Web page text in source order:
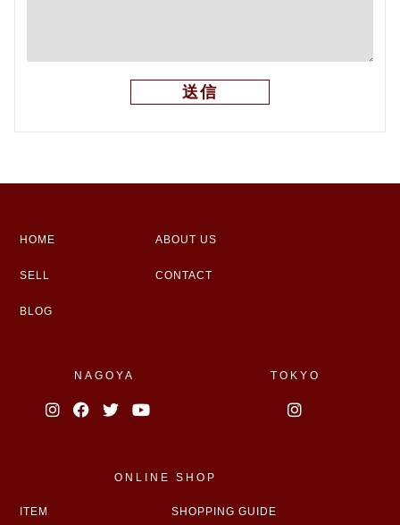
HOME ABOUT US
SELL CONTACT
BLOG
NAGOYA TOKYO
ONLINE SHOP
ITEM SHOPPING GUIDE